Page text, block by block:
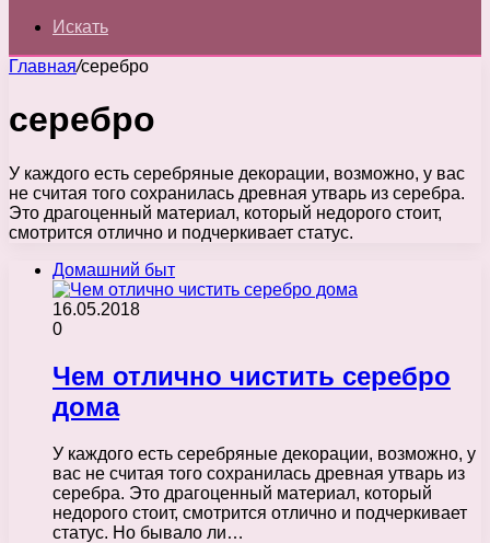
Искать
Главная/серебро
серебро
У каждого есть серебряные декорации, возможно, у вас
не считая того сохранилась древная утварь из серебра.
Это драгоценный материал, который недорого стоит,
смотрится отлично и подчеркивает статус.
Домашний быт
16.05.2018
0
Чем отлично чистить серебро
дома
У каждого есть серебряные декорации, возможно, у
вас не считая того сохранилась древная утварь из
серебра. Это драгоценный материал, который
недорого стоит, смотрится отлично и подчеркивает
статус. Но бывало ли…